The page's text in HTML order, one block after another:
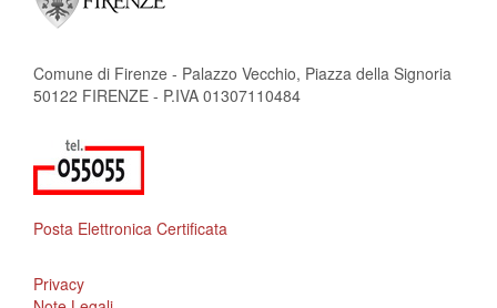
Comune di Firenze - Palazzo Vecchio, Piazza della Signoria
50122 FIRENZE - P.IVA 01307110484
Posta Elettronica Certificata
Privacy